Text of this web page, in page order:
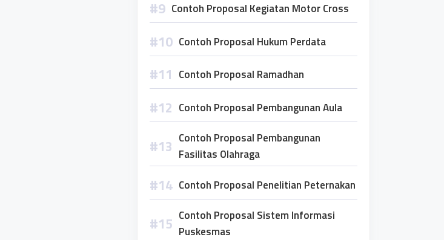
Contoh Proposal Kegiatan Motor Cross
Contoh Proposal Hukum Perdata
Contoh Proposal Ramadhan
Contoh Proposal Pembangunan Aula
Contoh Proposal Pembangunan
Fasilitas Olahraga
Contoh Proposal Penelitian Peternakan
Contoh Proposal Sistem Informasi
Puskesmas